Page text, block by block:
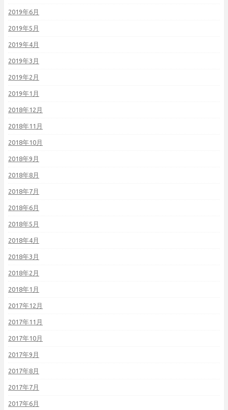
2019年6月
2019年5月
2019年4月
2019年3月
2019年2月
2019年1月
2018年12月
2018年11月
2018年10月
2018年9月
2018年8月
2018年7月
2018年6月
2018年5月
2018年4月
2018年3月
2018年2月
2018年1月
2017年12月
2017年11月
2017年10月
2017年9月
2017年8月
2017年7月
2017年6月